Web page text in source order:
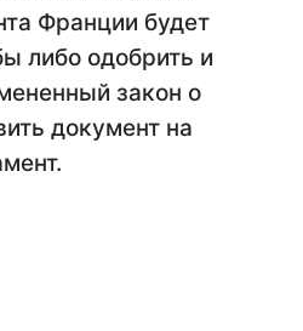
Франции будет
либо одобрить и
закон о
документ на